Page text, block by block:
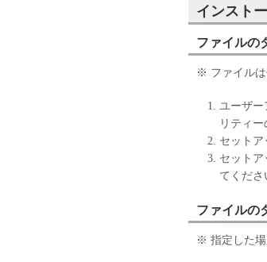
においては
すること、
しくは実行
お客様に対
て接続され
に本契約書
負うことを
(2) お客様
ップとして
(3) 上記(1)
お客様に
２．制限
インスト
ファイルの
※ ファイルは
ユーザ
リティ
セットア
セット
てくださ
ファイルの
※ 指定した場